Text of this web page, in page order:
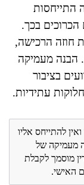
התייחסות
בכך.
חוזה הרכישה,
הבנה מעמיקה
בציבור
עתידיות.
להתייחס אליו
מעמיקה של
מוסמך לקבלת
האישי.